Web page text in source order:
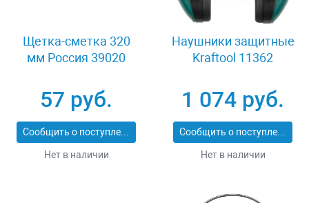
Щетка-сметка 320
мм Россия 39020
57 руб.
Сообщить о поступлении
Нет в наличии
Наушники защитные
Kraftool 11362
1 074 руб.
Сообщить о поступлении
Нет в наличии